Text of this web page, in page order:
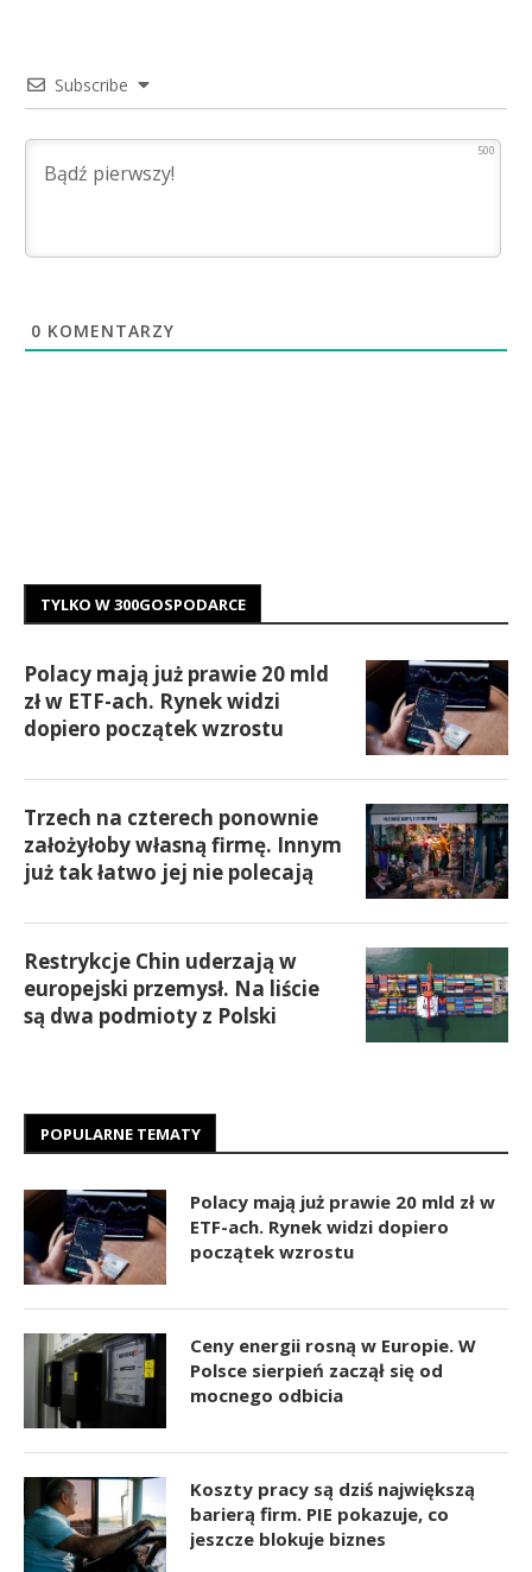
Subscribe
500
0 KOMENTARZY
TYLKO W 300GOSPODARCE
Polacy mają już prawie 20 mld
zł w ETF-ach. Rynek widzi
dopiero początek wzrostu
Trzech na czterech ponownie
założyłoby własną firmę. Innym
już tak łatwo jej nie polecają
Restrykcje Chin uderzają w
europejski przemysł. Na liście
są dwa podmioty z Polski
POPULARNE TEMATY
Polacy mają już prawie 20 mld zł w
ETF-ach. Rynek widzi dopiero
początek wzrostu
Ceny energii rosną w Europie. W
Polsce sierpień zaczął się od
mocnego odbicia
Koszty pracy są dziś największą
barierą firm. PIE pokazuje, co
jeszcze blokuje biznes